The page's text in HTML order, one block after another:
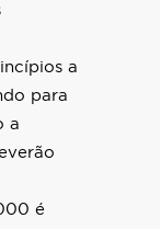
a
para
a
é